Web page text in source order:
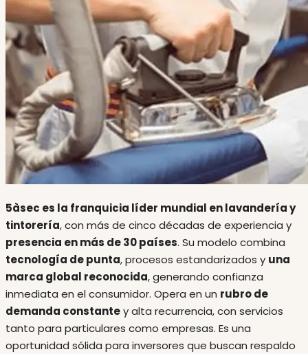
5àsec es la franquicia líder mundial en lavandería y
tintorería, con más de cinco décadas de experiencia y
presencia en más de 30 países. Su modelo combina
tecnología de punta, procesos estandarizados y una
marca global reconocida, generando confianza
inmediata en el consumidor. Opera en un rubro de
demanda constantey alta recurrencia, con servicios
tanto para particulares como empresas. Es una
oportunidad sólida para inversores que buscan respaldo